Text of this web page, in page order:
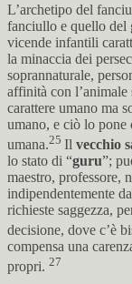
L’archetipo del
fanciullo e quello del
vicende infantili
la minaccia dei
soprannaturale,
affinità con
carattere umano ma
umano, e ciò lo pone
umana.25 Il vecchio
lo stato di “guru”;
maestro, professore,
indipendentemente
richieste saggezza,
decisione, dove c’è
compensa una
propri. 27